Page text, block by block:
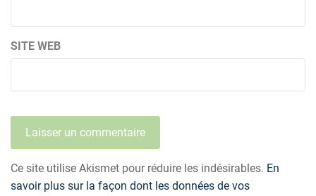
SITE WEB
Ce site utilise Akismet pour réduire les indésirables. En
savoir plus sur la façon dont les données de vos